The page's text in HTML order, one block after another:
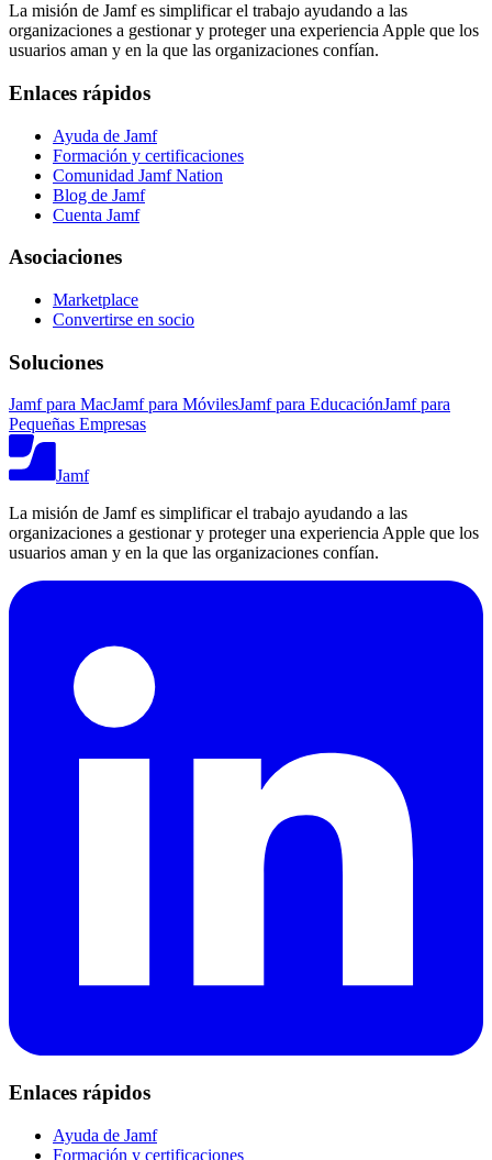
La misión de Jamf es simplificar el trabajo ayudando a las
organizaciones a gestionar y proteger una experiencia Apple que los
usuarios aman y en la que las organizaciones confían.
Enlaces rápidos
Ayuda de Jamf
Formación y certificaciones
Comunidad Jamf Nation
Blog de Jamf
Cuenta Jamf
Asociaciones
Marketplace
Convertirse en socio
Soluciones
Jamf para MacJamf para MóvilesJamf para EducaciónJamf para
Pequeñas Empresas
Jamf
La misión de Jamf es simplificar el trabajo ayudando a las
organizaciones a gestionar y proteger una experiencia Apple que los
usuarios aman y en la que las organizaciones confían.
Enlaces rápidos
Ayuda de Jamf
Formación y certificaciones